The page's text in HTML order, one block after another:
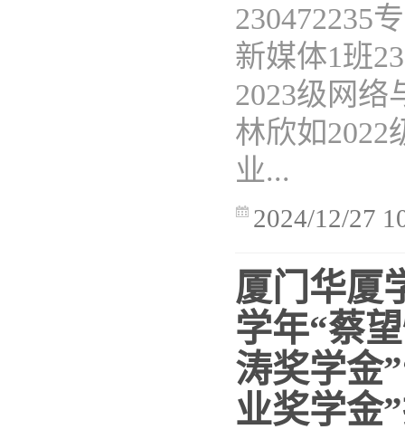
230472235
新媒体1班
2023级网络
林欣如2022
业...
2024/12/27
厦门华厦
学年“蔡
涛奖学金
业奖学金